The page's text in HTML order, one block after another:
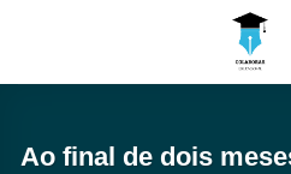
Ao final de dois